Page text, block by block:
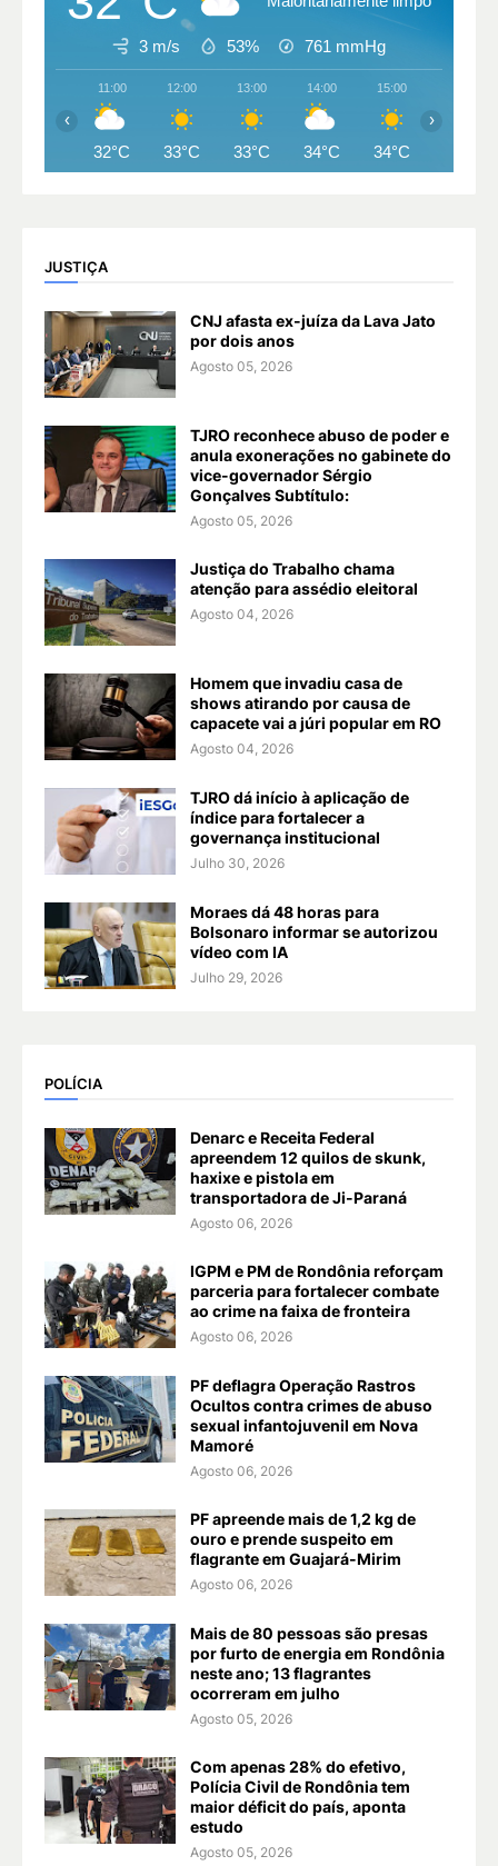
3 m/s 53% 761 mmHg
11:00
32°C
12:00
33°C
13:00
33°C
14:00
34°C
15:00
34°C
‹ ›
JUSTIÇA
CNJ afasta ex-juíza da Lava Jato
por dois anos
Agosto 05, 2026
TJRO reconhece abuso de poder e
anula exonerações no gabinete do
vice-governador Sérgio
Gonçalves Subtítulo:
Agosto 05, 2026
Justiça do Trabalho chama
atenção para assédio eleitoral
Agosto 04, 2026
Homem que invadiu casa de
shows atirando por causa de
capacete vai a júri popular em RO
Agosto 04, 2026
TJRO dá início à aplicação de
índice para fortalecer a
governança institucional
Julho 30, 2026
Moraes dá 48 horas para
Bolsonaro informar se autorizou
vídeo com IA
Julho 29, 2026
POLÍCIA
Denarc e Receita Federal
apreendem 12 quilos de skunk,
haxixe e pistola em
transportadora de Ji-Paraná
Agosto 06, 2026
IGPM e PM de Rondônia reforçam
parceria para fortalecer combate
ao crime na faixa de fronteira
Agosto 06, 2026
PF deflagra Operação Rastros
Ocultos contra crimes de abuso
sexual infantojuvenil em Nova
Mamoré
Agosto 06, 2026
PF apreende mais de 1,2 kg de
ouro e prende suspeito em
flagrante em Guajará-Mirim
Agosto 06, 2026
Mais de 80 pessoas são presas
por furto de energia em Rondônia
neste ano; 13 flagrantes
ocorreram em julho
Agosto 05, 2026
Com apenas 28% do efetivo,
Polícia Civil de Rondônia tem
maior déficit do país, aponta
estudo
Agosto 05, 2026